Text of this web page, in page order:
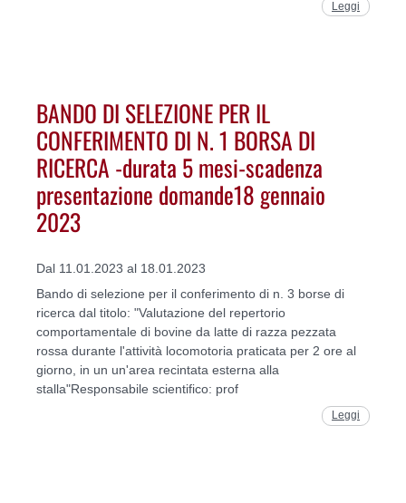
Leggi
BANDO DI SELEZIONE PER IL
CONFERIMENTO DI N. 1 BORSA DI
RICERCA -durata 5 mesi-scadenza
presentazione domande18 gennaio
2023
Dal 11.01.2023 al 18.01.2023
Bando di selezione per il conferimento di n. 3 borse di
ricerca dal titolo: "Valutazione del repertorio
comportamentale di bovine da latte di razza pezzata
rossa durante l'attività locomotoria praticata per 2 ore al
giorno, in un un'area recintata esterna alla
stalla"Responsabile scientifico: prof
Leggi